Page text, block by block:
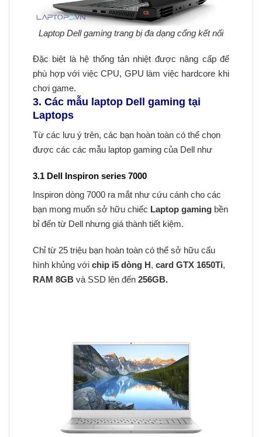
Laptop Dell gaming trang bị đa dạng cổng kết nối
Đặc biệt là hệ thống tản nhiệt được nâng cấp để
phù hợp với việc CPU, GPU làm việc hardcore khi
chơi game.
3. Các mẫu laptop Dell gaming tại
Laptops
Từ các lưu ý trên, các bạn hoàn toàn có thể chọn
được các các mẫu laptop gaming của Dell như
3.1 Dell Inspiron series 7000
Inspiron dòng 7000 ra mắt như cứu cánh cho các
bạn mong muốn sở hữu chiếc Laptop gaming bền
bỉ đến từ Dell nhưng giá thành tiết kiệm.
Chỉ từ 25 triệu bạn hoàn toàn có thể sở hữu cấu
hình khủng với chip i5 dòng H, card GTX 1650Ti,
RAM 8GB và SSD lên đến 256GB.